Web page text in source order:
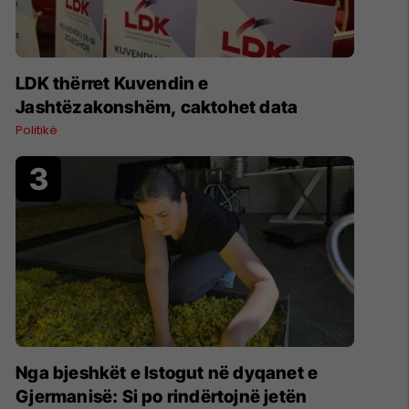
LDK thërret Kuvendin e
Jashtëzakonshëm, caktohet data
Politikë
Nga bjeshkët e Istogut në dyqanet e
Gjermanisë: Si po rindërtojnë jetën